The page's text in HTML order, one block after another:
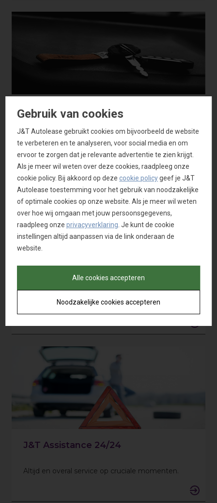
Inleveren Leaseauto
Tijd om een nieuwe wagen te kiezen!
Tanken en laden
Zorgeloos onderweg
J&T Assistance 24/24
Altijd en overal service op cruciale momenten.
Gebruik van cookies
J&T Autolease gebruikt cookies om bijvoorbeeld de website
te verbeteren en te analyseren, voor social media en om
ervoor te zorgen dat je relevante advertentie te zien krijgt.
Als je meer wil weten over deze cookies, raadpleeg onze
cookie policy. Bij akkoord op dezecookie policygeef je J&T
Autolease toestemming voor het gebruik van noodzakelijke
of optimale cookies op onze website. Als je meer wil weten
over hoe wij omgaan met jouw persoonsgegevens,
raadpleeg onzeprivacyverklaring . Je kunt de cookie
instellingen altijd aanpassen via de link onderaan de
website.
Alle cookies accepteren
Noodzakelijke cookies accepteren